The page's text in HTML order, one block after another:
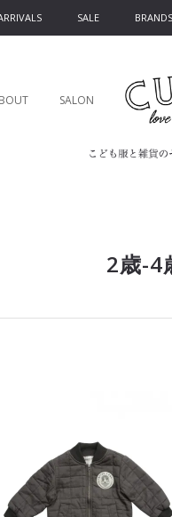
SALE BRANDS
SALON
2歳-4